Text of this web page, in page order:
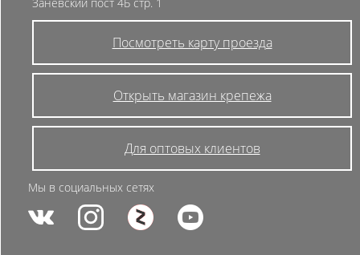
Посмотреть карту проезда
Открыть магазин крепежа
Для оптовых клиентов
Мы в социальных сетях